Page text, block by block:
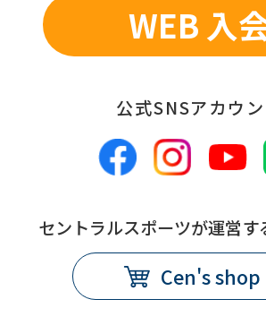
WEB 入
公式SNSアカウ
セントラルスポーツが運営す
Cen's shop